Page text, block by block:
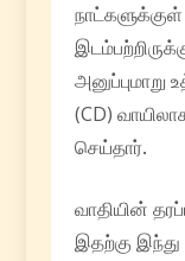
அனுப்புமாறு
(CD)
செய்தார்.
வாதியின்
இதற்கு